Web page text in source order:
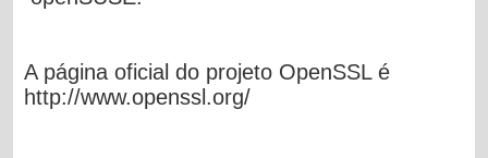
A página oficial do projeto OpenSSL é
http://www.openssl.org/